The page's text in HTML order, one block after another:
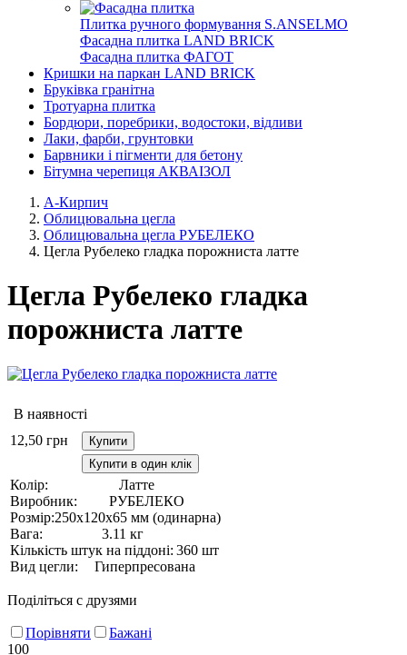
Плитка ручного формування S.ANSELMO
Фасадна плитка LAND BRICK
Фасадна плитка ФАГОТ
Кришки на паркан LAND BRICK
Бруківка гранітна
Тротуарна плитка
Бордюри, поребрики, водостоки, відливи
Лаки, фарби, грунтовки
Барвники і пігменти для бетону
Бітумна черепиця АКВАІЗОЛ
А-Кирпич
Облицювальна цегла
Облицювальна цегла РУБЕЛЕКО
Цегла Рубелеко гладка порожниста латте
Цегла Рубелеко гладка
порожниста латте
В наявності
12,50 грн
Купити
Купити в один клік
Колір:
Латте
Виробник:
РУБЕЛЕКО
Розмір:250х120х65 мм (одинарна)
Вага:
3.11 кг
Кількість штук на піддоні: 360 шт
Вид цегли:
Гиперпресована
Поділіться с друзями
Порівняти
Бажані
100